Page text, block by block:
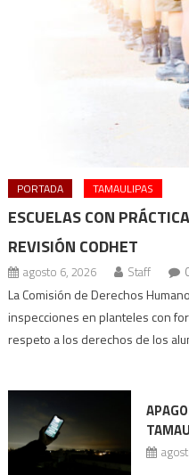
PORTADA TAMAULIPAS
ESCUELAS CON
REVISIÓN CODHET
agosto 6, 2026 Staff
La Comisión de Derechos
inspecciones en planteles con
respeto a los derechos de los